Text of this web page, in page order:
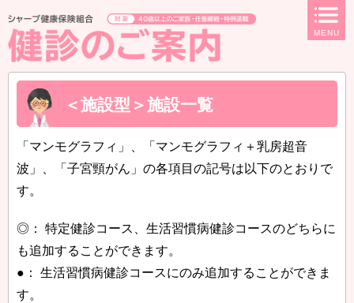
MENU
＜施設型＞施設一覧
「マンモグラフィ」、「マンモグラフィ＋乳房超音
波」、「子宮頸がん」の各項目の記号は以下のとおりで
す。
◎： 特定健診コース、生活習慣病健診コースのどちらに
も追加することができます。
●： 生活習慣病健診コースにのみ追加することができま
す。